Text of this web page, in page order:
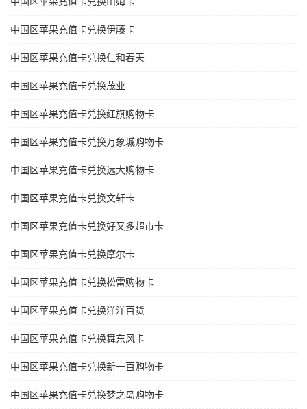
中国区苹果充值卡兑换伊藤卡
中国区苹果充值卡兑换仁和春天
中国区苹果充值卡兑换茂业
中国区苹果充值卡兑换红旗购物卡
中国区苹果充值卡兑换万象城购物卡
中国区苹果充值卡兑换远大购物卡
中国区苹果充值卡兑换文轩卡
中国区苹果充值卡兑换好又多超市卡
中国区苹果充值卡兑换摩尔卡
中国区苹果充值卡兑换松雷购物卡
中国区苹果充值卡兑换洋洋百货
中国区苹果充值卡兑换舞东风卡
中国区苹果充值卡兑换新一百购物卡
中国区苹果充值卡兑换梦之岛购物卡